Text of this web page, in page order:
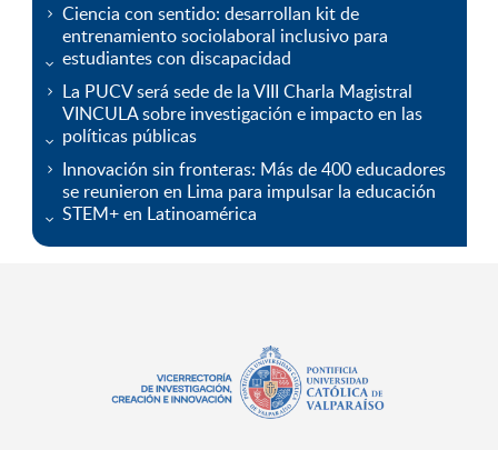
Ciencia con sentido: desarrollan kit de
entrenamiento sociolaboral inclusivo para
estudiantes con discapacidad
La PUCV será sede de la VIII Charla Magistral
VINCULA sobre investigación e impacto en las
políticas públicas
Innovación sin fronteras: Más de 400 educadores
se reunieron en Lima para impulsar la educación
STEM+ en Latinoamérica